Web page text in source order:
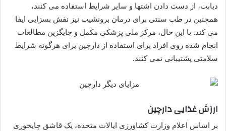
دیابت، از دست دادن اشتها و سایر شرایط استفاده می کنند،
همچنین در طب سنتی برای درمان برونشیت نیز نقش بسزایی ایفا
می کند. با این حال، مرکز ملی پزشکی مکمل و جایگزین مطالعات
انجام شده روی افراد برای استفاده از دارچین برای هرگونه شرایط
سلامتی پشتیبانی نمی کنند.
ارزش غذایی دارچین
بر اساس اعلام وزارت کشاورزی ایالات متحده، یک قاشق چایخوری